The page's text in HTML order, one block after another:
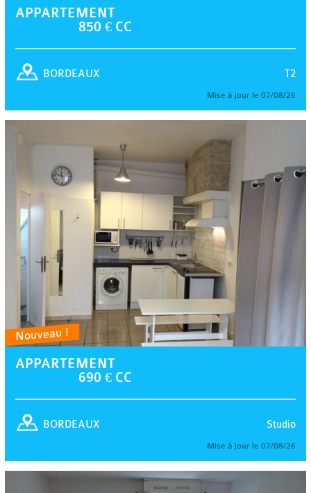
APPARTEMENT
850 € CC
T2
BORDEAUX
Mise à jour le 07/08/26
Nouveau !
APPARTEMENT
690 € CC
Studio
BORDEAUX
Mise à jour le 07/08/26